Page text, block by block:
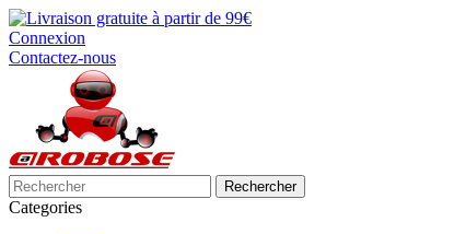
Connexion
Contactez-nous
Rechercher
Categories